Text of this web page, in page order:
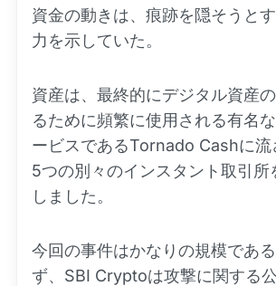
資金の動きは、痕跡を隠そうと
力を示していた。
資産は、最終的にデジタル資産
るために頻繁に使用される有名
ービスであるTornado Cashに流
5つの別々のインスタント取引所
しました。
今回の事件はかなりの規模であ
ず、SBI Cryptoは攻撃に関する